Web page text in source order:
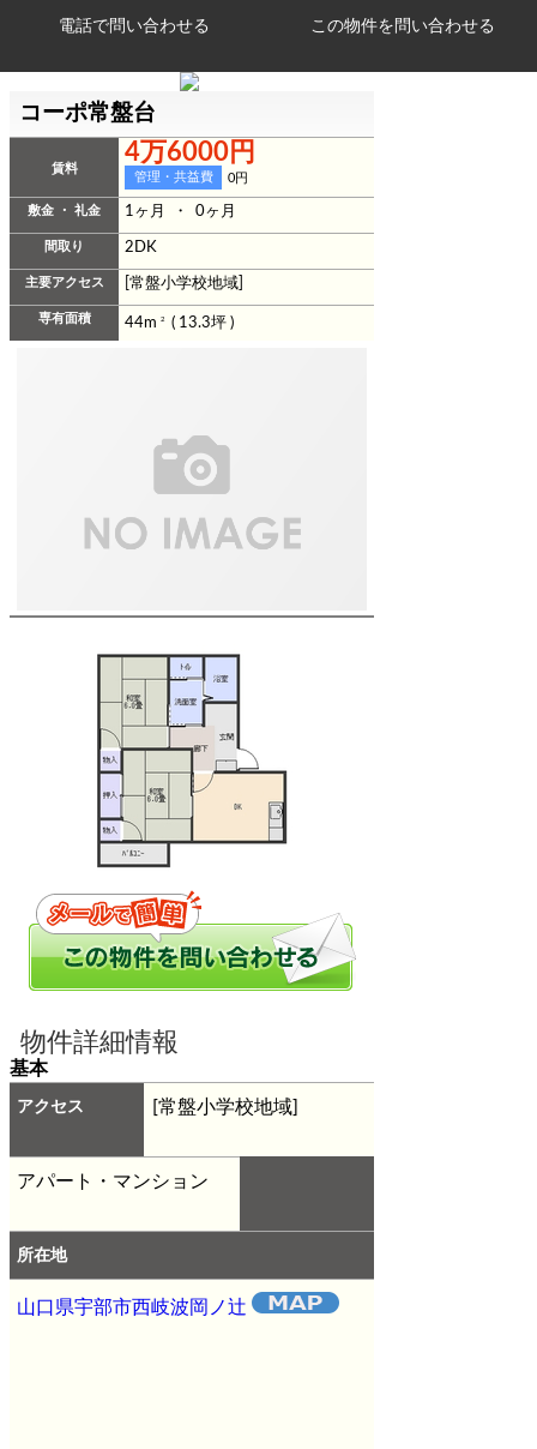
電話で問い合わせる
コーポ常盤台
賃料
4万6000円
管理・共益費 0円
敷金 ・ 礼金 1ヶ月 ・ 0ヶ月
間取り 2DK
主要アクセス [常盤小学校地域]
専有面積 44m2 ( 13.3坪 )
物件詳細情報
基本
アクセス [常盤小学校地域]
アパート・マンション
所在地
山口県宇部市西岐波岡ノ辻